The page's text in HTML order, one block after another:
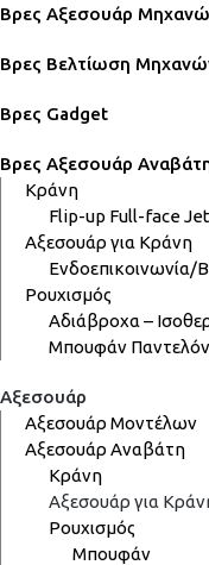
Βρες Αξεσουάρ
Βρες Βελτίωση
Βρες Gadget
Βρες Αξεσουάρ
Κράνη
Flip-up Full-faceJet
Αξεσουάρ για Κράνη
Ρουχισμός
Αδιάβροχα –
Μπουφάν
Αξεσουάρ
Αξεσουάρ Μοντέλων
Αξεσουάρ Αναβάτη
Κράνη
Αξεσουάρ για
Ρουχισμός
Μπουφάν